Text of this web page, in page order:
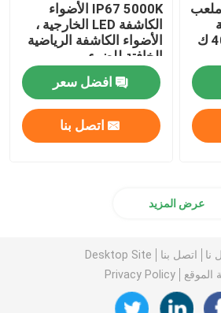
ملعب
العملية 3000 ك 4000 ك
IP67 5000K الأضواء
الكاشفة LED الخارجية ،
الأضواء الكاشفة الرياضية
الخافتة للضوء
افضل سعر
اتصل بنا
عرض المزيد
نا اتصل بنا
Desktop Site
الموقع
Privacy Policy